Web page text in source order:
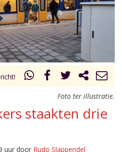
Foto ter illustratie.
staakten drie
uur door Rudo Slappendel